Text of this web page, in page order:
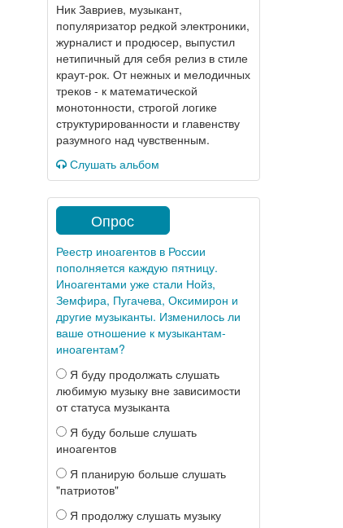
Ник Завриев, музыкант,
популяризатор редкой электроники,
журналист и продюсер, выпустил
нетипичный для себя релиз в стиле
краут-рок. От нежных и мелодичных
треков - к математической
монотонности, строгой логике
структурированности и главенству
разумного над чувственным.
Слушать альбом
Опрос
Реестр иноагентов в России
пополняется каждую пятницу.
Иноагентами уже стали Нойз,
Земфира, Пугачева, Оксимирон и
другие музыканты. Изменилось ли
ваше отношение к музыкантам-
иноагентам?
Я буду продолжать слушать
любимую музыку вне зависимости
от статуса музыканта
Я буду больше слушать
иноагентов
Я планирую больше слушать
"патриотов"
Я продолжу слушать музыку